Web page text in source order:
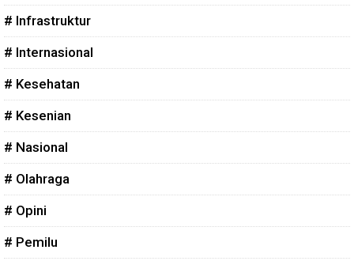
# Infrastruktur
# Internasional
# Kesehatan
# Kesenian
# Nasional
# Olahraga
# Opini
# Pemilu